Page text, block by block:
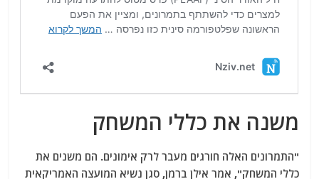
משנה את כללי המשחק
"התמרונים האלה חורגים מעבר לרק אימונים. הם משנים את
כללי המשחק", אמר אילן ברמן, סגן נשיא המועצה האמריקאית